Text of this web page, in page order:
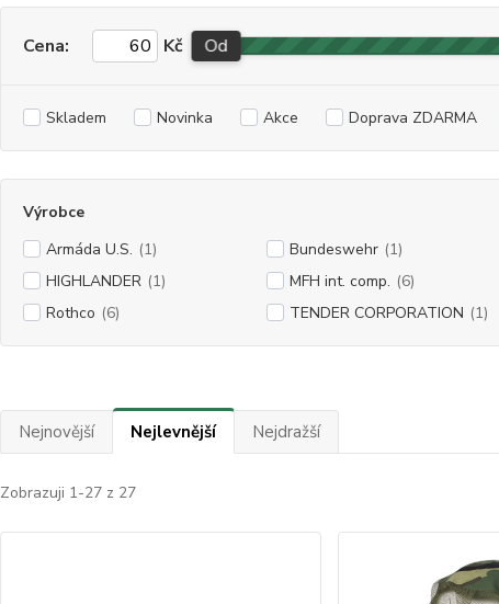
Cena: Kč Od
Skladem Novinka Akce Doprava ZDARMA
Výrobce
Armáda U.S. (1) Bundeswehr (1)
HIGHLANDER (1) MFH int. comp. (6)
Rothco (6) TENDER CORPORATION (1)
Nejnovější Nejlevnější Nejdražší
Zobrazuji 1-27 z 27